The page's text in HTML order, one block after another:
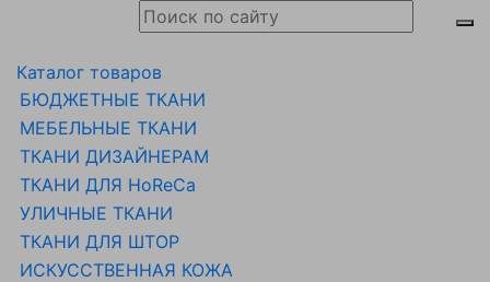
Каталог товаров
БЮДЖЕТНЫЕ ТКАНИ
МЕБЕЛЬНЫЕ ТКАНИ
ТКАНИ ДИЗАЙНЕРАМ
ТКАНИ ДЛЯ HoReCa
УЛИЧНЫЕ ТКАНИ
ТКАНИ ДЛЯ ШТОР
ИСКУССТВЕННАЯ КОЖА